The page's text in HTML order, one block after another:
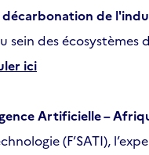
décarbonation de
sein des écosystèmes
ici
Artificielle –
(F’SATI),